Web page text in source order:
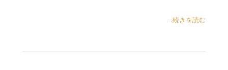
...続きを読む